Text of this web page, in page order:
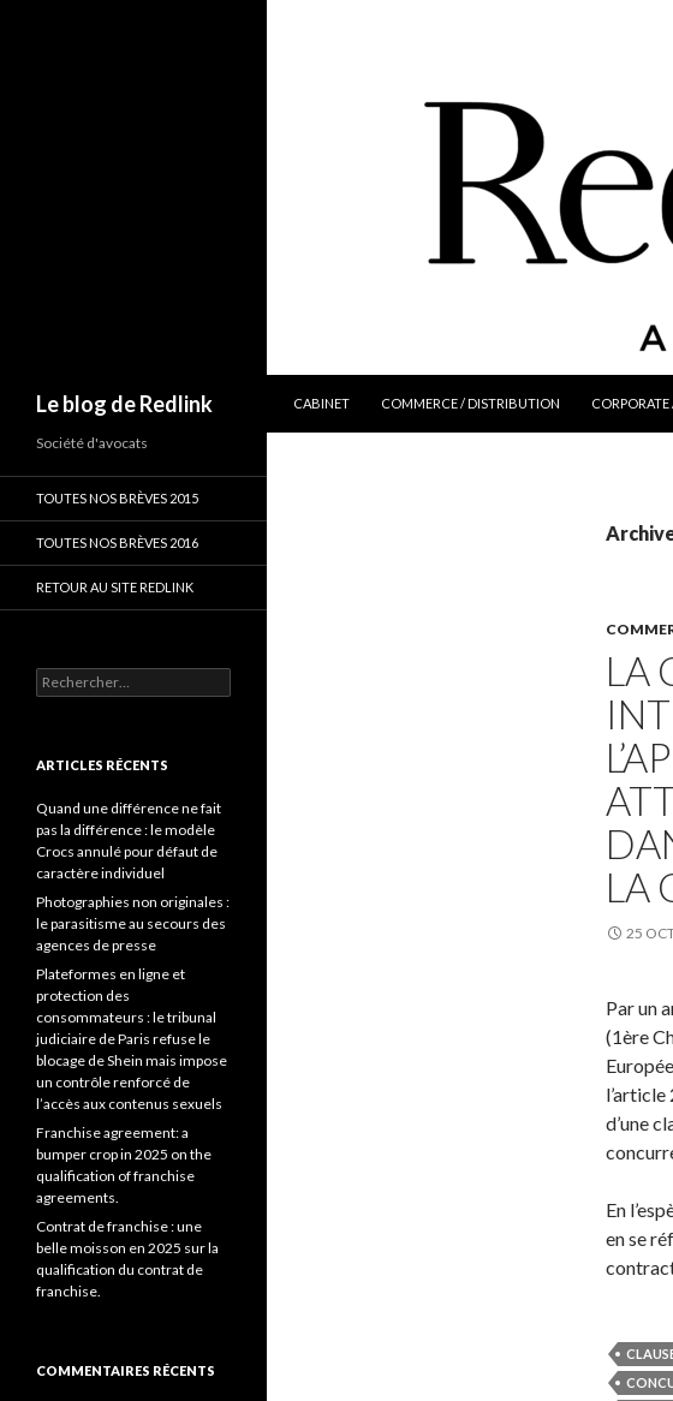
Le blog de Redlink
CABINET
COMMERCE / DISTRIBUTION
LA
LA
25
Par un
(1ère
d’une
En
en se
Société d'avocats
TOUTES NOS BRÈVES 2015
TOUTES NOS BRÈVES 2016
RETOUR AU SITE REDLINK
Rechercher :
ARTICLES RÉCENTS
Quand une différence ne fait
pas la différence : le modèle
Crocs annulé pour défaut de
caractère individuel
Photographies non originales :
le parasitisme au secours des
agences de presse
Plateformes en ligne et
protection des
consommateurs : le tribunal
judiciaire de Paris refuse le
blocage de Shein mais impose
un contrôle renforcé de
l’accès aux contenus sexuels
Franchise agreement: a
bumper crop in 2025 on the
qualification of franchise
agreements.
Contrat de franchise : une
belle moisson en 2025 sur la
qualification du contrat de
franchise.
COMMENTAIRES RÉCENTS